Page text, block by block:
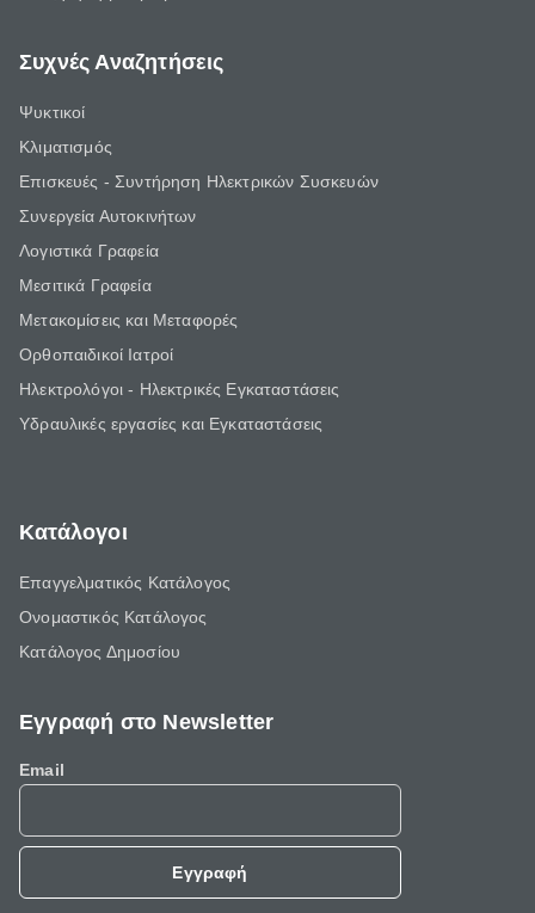
Συχνές Αναζητήσεις
Ψυκτικοί
Κλιματισμός
Επισκευές - Συντήρηση Ηλεκτρικών Συσκευών
Συνεργεία Αυτοκινήτων
Λογιστικά Γραφεία
Μεσιτικά Γραφεία
Μετακομίσεις και Μεταφορές
Ορθοπαιδικοί Ιατροί
Ηλεκτρολόγοι - Ηλεκτρικές Εγκαταστάσεις
Υδραυλικές εργασίες και Εγκαταστάσεις
Κατάλογοι
Επαγγελματικός Κατάλογος
Ονομαστικός Κατάλογος
Κατάλογος Δημοσίου
Εγγραφή στο Newsletter
Email
Εγγραφή